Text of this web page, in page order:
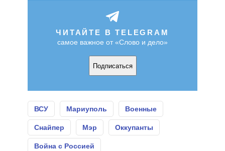
ЧИТАЙТЕ В TELEGRAM
самое важное от «Слово и дело»
Подписаться
ВСУ Мариуполь Военные
Снайпер Мэр Оккупанты
Война с Россией